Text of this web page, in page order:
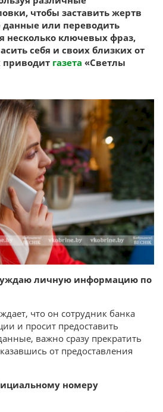
чтобы заставить жертв
или переводить
несколько ключевых фраз,
себя и своих близких от
приводит газета «Светлы
личную информацию по
что он сотрудник банка
и просит предоставить
важно сразу прекратить
от предоставления
номеру